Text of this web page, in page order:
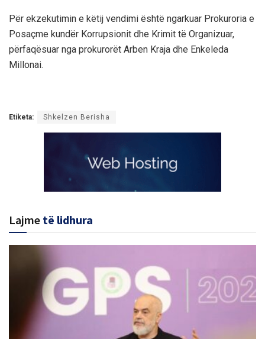
Për ekzekutimin e këtij vendimi është ngarkuar Prokuroria e
Posaçme kundër Korrupsionit dhe Krimit të Organizuar,
përfaqësuar nga prokurorët Arben Kraja dhe Enkeleda
Millonai.
Etiketa: Shkelzen Berisha
Lajme të lidhura